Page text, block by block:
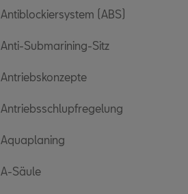
Antiblockiersystem (ABS)
Anti-Submarining-Sitz
Antriebskonzepte
Antriebsschlupfregelung
Aquaplaning
A-Säule